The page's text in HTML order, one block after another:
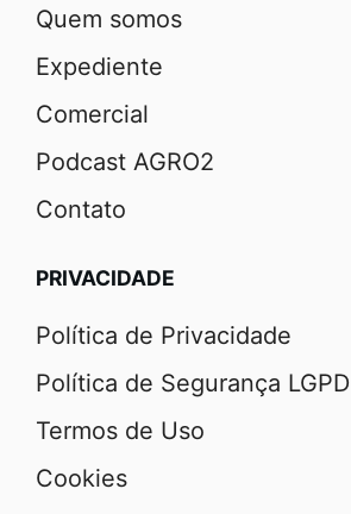
Quem somos
Expediente
Comercial
Podcast AGRO2
Contato
PRIVACIDADE
Política de Privacidade
Política de Segurança LGPD
Termos de Uso
Cookies